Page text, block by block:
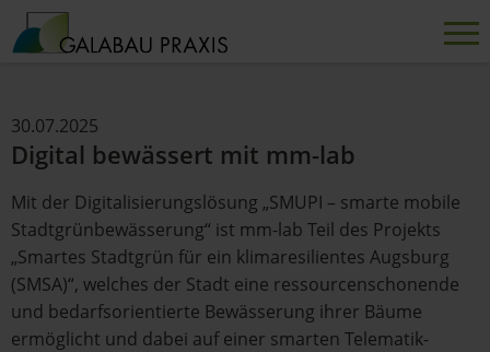
30.07.2025
Digital bewässert mit mm-lab
Mit der Digitalisierungslösung „SMUPI – smarte mobile
Stadtgrünbewässerung“ ist mm-lab Teil des Projekts
„Smartes Stadtgrün für ein klimaresilientes Augsburg
(SMSA)“, welches der Stadt eine ressourcenschonende
und bedarfsorientierte Bewässerung ihrer Bäume
ermöglicht und dabei auf einer smarten Telematik-